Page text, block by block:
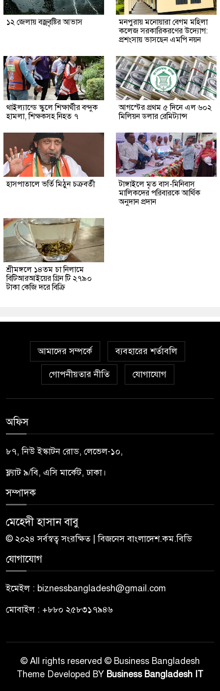
১২ জেলায় বজ্রবৃষ্টির আভাস
মনপুরায় মনোয়ারা বেগম মহিলা
কলেজ সরকারিকরণের উদ্যোগ:
প্রশংসায় ভাসছেন এমপি নয়ন
থাইল্যান্ডে স্কুলে শিক্ষার্থীর বন্দুক
হামলা, শিক্ষকসহ নিহত ৭
আগস্টের প্রথম ৫ দিনে এল ৬০২
মিলিয়ন ডলার রেমিট্যান্স
হাসপাতালে ভর্তি মিঠুন চক্রবর্তী
টাঙ্গাইলে মৃত বাস-মিনিবাস
মালিকদের পরিবারকে আর্থিক
অনুদান প্রদান
শ্রীমঙ্গলে ১৪তম চা নিলামে
বিটিআরআইয়ের গ্রিন টি ২৭৯০
টাকা কেজি দরে বিক্রি
আমাদের সম্পর্কে ব্যবহারের শর্তাবলি
গোপনীয়তার নীতি যোগাযোগ
অফিস
৮৭, নিউ ইস্কাটন রোড, লেভেল-১০,
ফ্ল্যাট ৯/বি, এসি মার্কেট, ঢাকা।
সম্পাদক
মেহেদী হাসান বাবু
© ২০২৪ সর্বস্বত্ব সংরক্ষিত | বিজনেস বাংলাদেশ.কম.বিডি
যোগাযোগ
ইমেইল : biznessbangladesh@gmail.com
মোবাইল : +৮৮০ ২৫৮৩১৭৯৪৬
© All rights reserved © Business Bangladesh
Theme Developed BY Business Bangladesh IT